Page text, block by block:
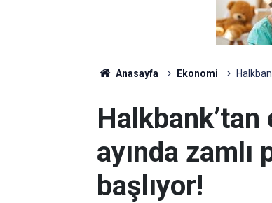
Anasayfa Ekonomi
ayında
başlıyor!